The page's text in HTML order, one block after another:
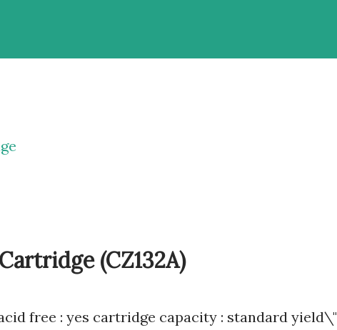
(CZ132A)
free : yes cartridge capacity : standard